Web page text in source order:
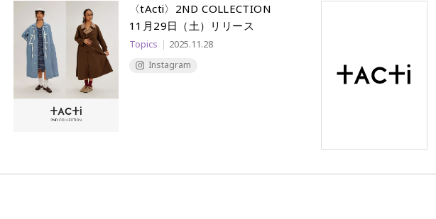
〈tActi〉2ND COLLECTION
11月29日（土）リリース
Topics 2025.11.28
Instagram